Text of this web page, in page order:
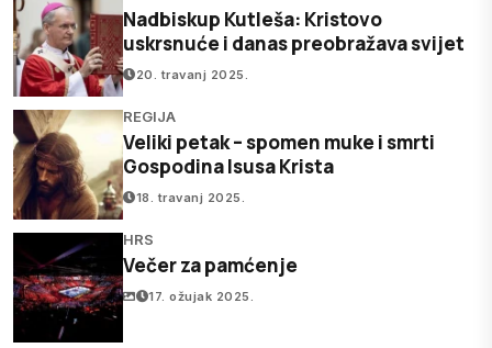
Nadbiskup Kutleša: Kristovo
uskrsnuće i danas preobražava svijet
20. travanj 2025.
REGIJA
Veliki petak – spomen muke i smrti
Gospodina Isusa Krista
18. travanj 2025.
HRS
Večer za pamćenje
17. ožujak 2025.